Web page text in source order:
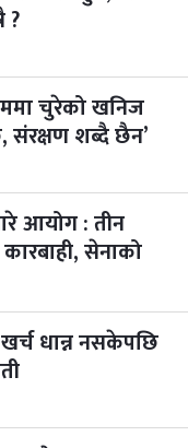
३ महिना बाँकी
३ महिना बाँकी
३ महिना बाँकी
?
चुरेको खनिज
शब्दै छैन’
आयोग : तीन
सेनाको
धान्न नसकेपछि